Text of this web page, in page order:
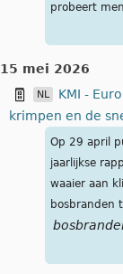
probeert
15 mei 2026
NL
KMI -
krimpen en de
Op 29 april
jaarlijkse
waaier aan
bosbranden